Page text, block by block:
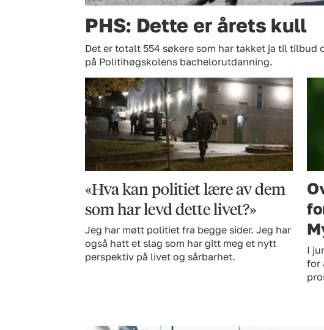
PHS: Dette er årets kull
Det er totalt 554 søkere som har takket ja til tilbud
på Politihøgskolens bachelorutdanning.
«Hva kan politiet lære av dem
som har levd dette livet?»
Jeg har møtt politiet fra begge sider. Jeg har
også hatt et slag som har gitt meg et nytt
perspektiv på livet og sårbarhet.
I
for